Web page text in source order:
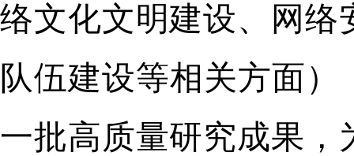
络文化文明建设、网络
队伍建设等相关方面
一批高质量研究成果